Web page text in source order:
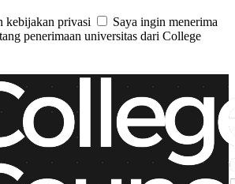
kebijakan privasi
Saya ingin menerima
penerimaan universitas dari College